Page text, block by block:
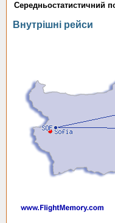
Середньостатистичний
Внутрішні рейси